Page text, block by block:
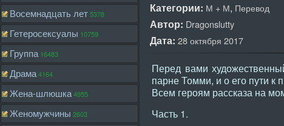
Восемнадцать лет5378
Гетеросексуалы 10759
Группа 16483
Драма4164
Жена-шлюшка4955
Женомужчины 2603
Категории: М + М, Перевод
Автор: Dragonslutty
Дата: 28 октября 2017
Перед вами
парне Томми, и о его пути к
Всем героям рассказа на
Часть 1.